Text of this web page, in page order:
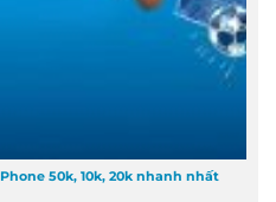
50k, 10k, 20k nhanh nhất